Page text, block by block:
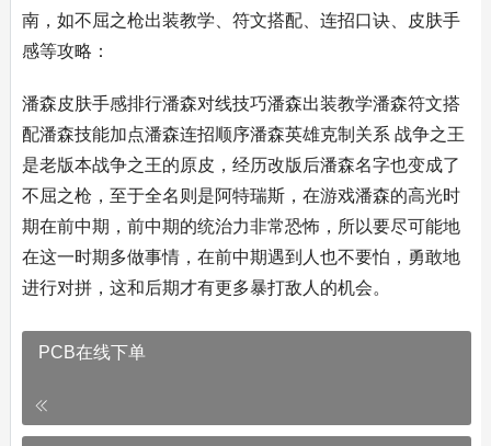
南，如不屈之枪出装教学、符文搭配、连招口诀、皮肤手
感等攻略：
潘森皮肤手感排行潘森对线技巧潘森出装教学潘森符文搭
配潘森技能加点潘森连招顺序潘森英雄克制关系 战争之王
是老版本战争之王的原皮，经历改版后潘森名字也变成了
不屈之枪，至于全名则是阿特瑞斯，在游戏潘森的高光时
期在前中期，前中期的统治力非常恐怖，所以要尽可能地
在这一时期多做事情，在前中期遇到人也不要怕，勇敢地
进行对拼，这和后期才有更多暴打敌人的机会。
PCB在线下单